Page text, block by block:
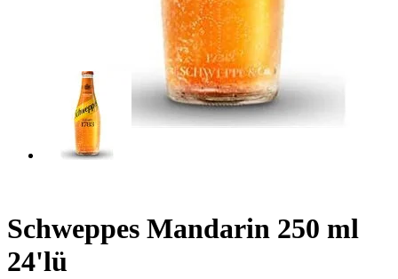
Schweppes Mandarin 250 ml
24'lü